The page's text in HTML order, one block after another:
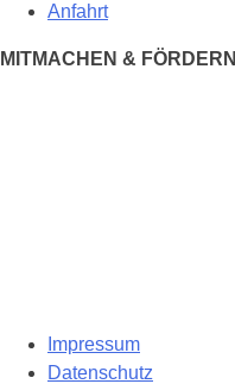
Anfahrt
MITMACHEN & FÖRDERN
Impressum
Datenschutz